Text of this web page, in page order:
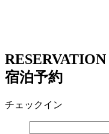
RESERVATION
宿泊予約
チェックイン